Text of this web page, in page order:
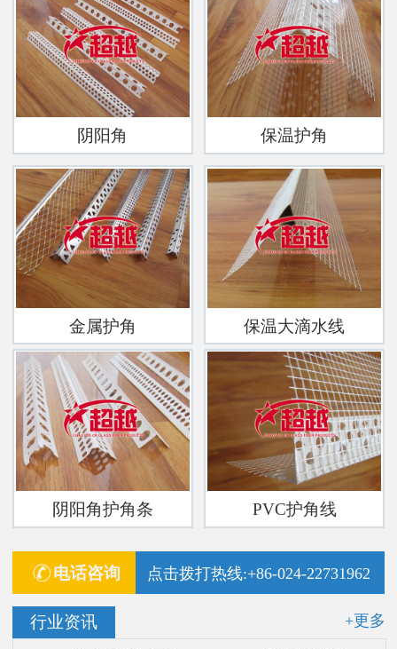
联系方式
阴阳角 保温护角
金属护角 保温大滴水线
阴阳角护角条 PVC护角线
电话咨询 点击拨打热线:+86-024-22731962
行业资讯 +更多